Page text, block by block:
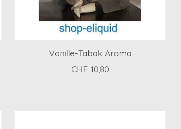
Vanille-Tabak Aroma
CHF 10,80